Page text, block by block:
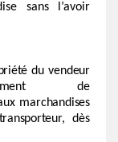
sans l’avoir
duvendeur
de
marchandises
transporteur, dès